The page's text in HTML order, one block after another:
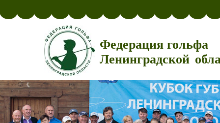
Федерация гольфа
Ленинградской